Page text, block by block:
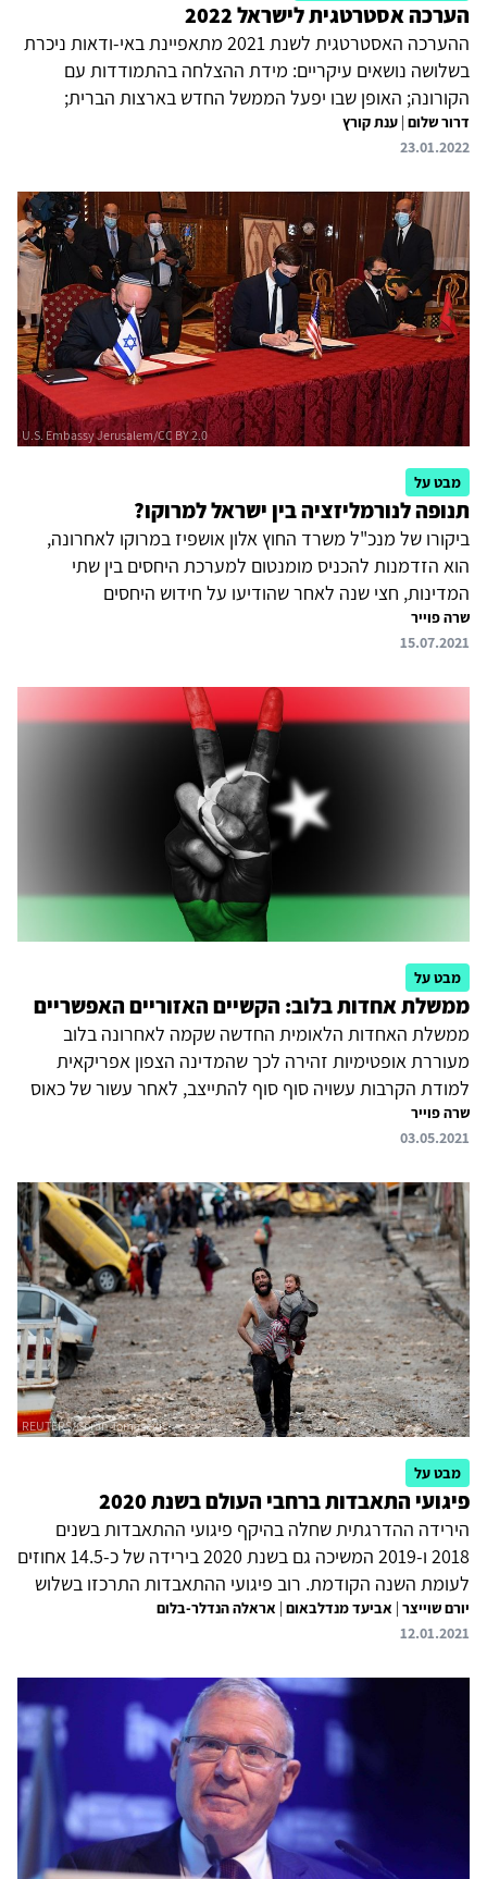
הערכה אסטרטגית לישראל 2022
ההערכה האסטרטגית לשנת 2021 מתאפיינת באי-ודאות ניכרת
בשלושה נושאים עיקריים: מידת ההצלחה בהתמודדות עם
הקורונה; האופן שבו יפעל הממשל החדש בארצות הברית;
וההתפתחויות הפוליטיות בישראל. ההערכה הנוכחית מבוססת
על תפיסה רחבה יותר של הביטחון הלאומי, שנותנת משקל רב
החברתית, על הערכים ועל דפוסי החיים. זאת, כמובן, מבלי
להמעיט בעוצמתם של האיומים הביטחוניים, שנותרו
משמעותיים. למול אי-הוודאות הזאת תצטרך ישראל לתת
עדיפות לטיפול במשבר הפנימי; להתאים עצמה לתחרות בין
המעצמות, המושפעת מהקורונה; להסתגל...
דרור שלום | ענת קורץ
23.01.2022
מבט על
תנופה לנורמליזציה בין ישראל למרוקו?
ביקורו של מנכ"ל משרד החוץ אלון אושפיז במרוקו לאחרונה,
הוא הזדמנות להכניס מומנטום למערכת היחסים בין שתי
המדינות, חצי שנה לאחר שהודיעו על חידוש היחסים
הדיפלומטיים ביניהן. היד שהושיטה מרוקו לחמאס לא מכבר
מטרידה, אולם ראוי לנתח אותה בהקשר לזירה הפוליטית
מכבדת את ההכרה האמריקנית בריבונות מרוקו בסהרה
המערבית. על מנת להתקדם, יהיה על ישראל למקד את
מאמציה בטיפוח שקט ושיטתי של קשרים עם הקהילה העסקית
של מרוקו – פלח שחיוני להצלחת הנורמליזציה.
שרה פוייר
15.07.2021
מבט על
ממשלת אחדות בלוב: הקשיים האזוריים האפשריים
ממשלת האחדות הלאומית החדשה שקמה לאחרונה בלוב
מעוררת אופטימיות זהירה לכך שהמדינה הצפון אפריקאית
למודת הקרבות עשויה סוף סוף להתייצב, לאחר עשור של כאוס
ועימותים. אולם, עדיין נותרו מכשולים רבים, וביניהם המעורבות
המתמשכת של שחקנים חיצוניים בלוב, שהיא ביטוי לסכסוך אזורי
בין רוסיה, אירופה וארצות הברית. חרף הקריאה הבינלאומית
לכל הגורמים הזרים לסגת מלוב, שומרות טורקיה, רוסיה, מצרים
ואיחוד האמירויות על דרגות שונות של השפעה במדינה.
החודשים הקרובים, ובמיוחד ההתקרבות המתפתחת בין אנקרה
לקהיר, יקבעו...
שרה פוייר
03.05.2021
מבט על
פיגועי התאבדות ברחבי העולם בשנת 2020
הירידה ההדרגתית שחלה בהיקף פיגועי ההתאבדות בשנים
2018 ו-2019 המשיכה גם בשנת 2020 בירידה של כ-14.5 אחוזים
לעומת השנה הקודמת. רוב פיגועי ההתאבדות התרכזו בשלוש
מדינות עיקריות: אפגניסטן, סומליה וסוריה. כן נרשמה ירידה
מכלל פיגועי ההתאבדות. בעשור הבא יתבהר האם מגמת
הירידה שאפיינה את השימוש בפיגועי התאבדות בשנים
האחרונות משקפת מיצוי של יתרונותיו של דפוס פעולה זה, או
יורם שוייצר | אביעד מנדלבאום | אראלה הנדלר-בלום
12.01.2021